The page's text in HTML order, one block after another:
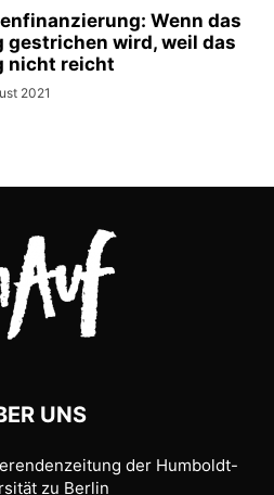
Wenn das
gestrichen wird, weil das
nicht reicht
2021
UNS
der Humboldt-
zu Berlin